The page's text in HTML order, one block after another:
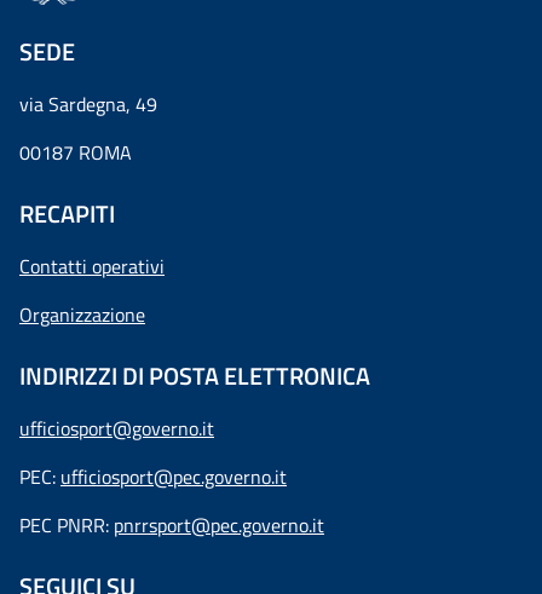
SEDE
via Sardegna, 49
00187 ROMA
RECAPITI
Contatti operativi
Organizzazione
INDIRIZZI DI POSTA ELETTRONICA
ufficiosport@governo.it
PEC: ufficiosport@pec.governo.it
PEC PNRR: pnrrsport@pec.governo.it
SEGUICI SU